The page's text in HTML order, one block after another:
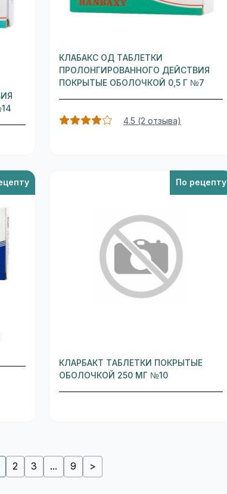
КЛАБАКС ОД ТАБЛЕТКИ
ПРОЛОНГИРОВАННОГО ДЕЙСТВИЯ
ПОКРЫТЫЕ ОБОЛОЧКОЙ 0,5 Г №7
4.5 (2 отзыва)
По рецепту
КЛАРБАКТ ТАБЛЕТКИ ПОКРЫТЫЕ
ОБОЛОЧКОЙ 250 МГ №10
2 3 ... 9 >